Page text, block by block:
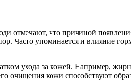
отмечают, что причиной
Часто упоминается и влияние
ухода за кожей. Например,
очищения кожи способствуют